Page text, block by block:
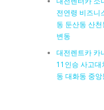
전연령 비즈니
동 둔산동 산
변동
대전렌트카 카
11인승 사고대
동 대화동 중